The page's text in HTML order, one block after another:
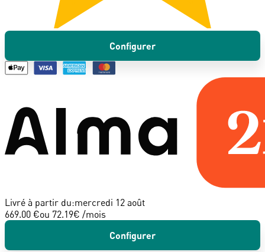
Configurer
Livré à partir du:mercredi 12 août
669.00 €ou 72.19€ /mois
Configurer